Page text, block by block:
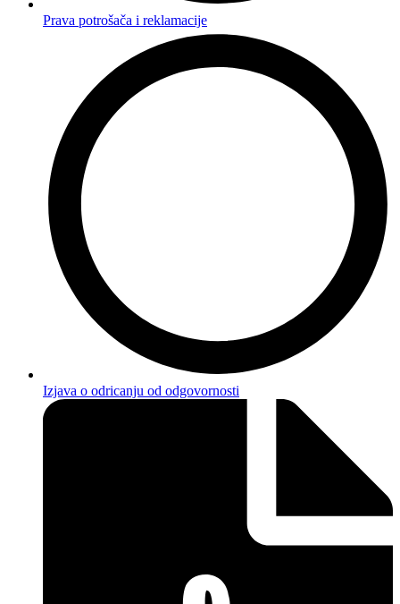
Prava potrošača i reklamacije
Izjava o odricanju od odgovornosti